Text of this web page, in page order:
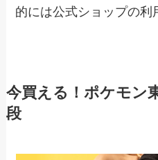
的には公式ショップの利
今買える！ポケモン
段